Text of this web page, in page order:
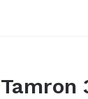
Tamron